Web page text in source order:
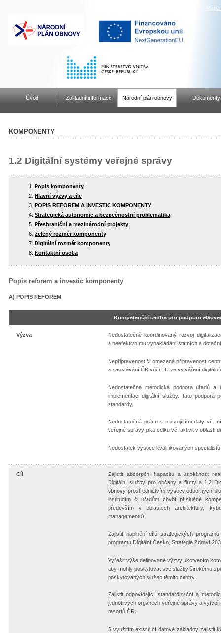
Úvod Základní informace Národní plán obnovy Dokumenty
KOMPONENTY
1.2 Digitální systémy veřejné správy
Popis komponenty
Hlavní výzvy a cíle
POPIS REFOREM A INVESTIC KOMPONENTY
Strategická autonomie a bezpečnostní problematika
Přeshraniční a mezinárodní projekty
Zelený rozměr komponenty
Digitální rozměr komponenty
Kontaktní osoba
Popis reforem a investic komponenty
A) POPIS REFOREM
Kompetenční centra pro podporu
Výzva
Nedostatečně koordinovaný rozvoj
a neefektivnímu vynakládání státních a
Nepřipravenost či omezená připravenost
a zaostávání ČR vůči EU ve vytváření
Nedostatečná metodická podpora úřadů
implementaci digitální služby. Tato
standardy.
Nedostatečná práce s existujícími daty vč.
veřejné správy jako celku vč. aktivit v oblasti
Nedostatek vysoce kvalifikovaných
Cíl
Zajistit absorpční kapacitu a úspěšnost
Digitální služby pro občany a firmy a 1.2
obnovy prostřednictvím vysoce odborných
institucím či úřadům chybí příslušné
především v oblastech architektury,
managementu).
Zajistit naplnění cílů strategických
programu Digitální Česko, Strategie Zdraví
Vyřešit výše definované výzvy ukotvením
aby mohly poskytovat své služby širokému
poskytovaných služeb těmito centry.
Zajistit odpovídající standardizační a
jednotlivých orgánech veřejné správy a
resortů ČR.
S využitím existující datové základny zajistit